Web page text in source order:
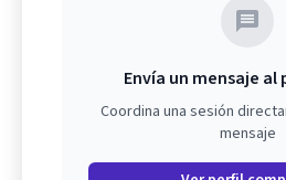
Envía un mensaje
Coordina una sesión
mensaje